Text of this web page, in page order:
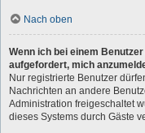
Nach oben
Wenn ich bei einem
aufgefordert, mich
Nur registrierte Benutzer
Nachrichten an andere
Administration freigeschaltet
dieses Systems durch Gäste